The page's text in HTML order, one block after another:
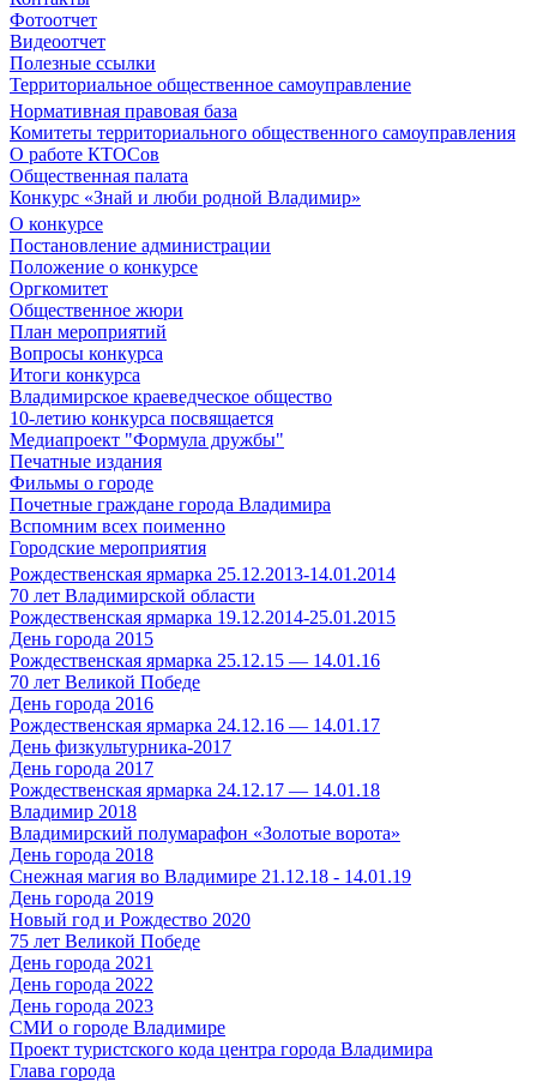
Фотоотчет
Видеоотчет
Полезные ссылки
Территориальное общественное самоуправление
Нормативная правовая база
Комитеты территориального общественного самоуправления
О работе КТОСов
Общественная палата
Конкурс «Знай и люби родной Владимир»
О конкурсе
Постановление администрации
Положение о конкурсе
Оргкомитет
Общественное жюри
План мероприятий
Вопросы конкурса
Итоги конкурса
Владимирское краеведческое общество
10-летию конкурса посвящается
Медиапроект "Формула дружбы"
Печатные издания
Фильмы о городе
Почетные граждане города Владимира
Вспомним всех поименно
Городские мероприятия
Рождественская ярмарка 25.12.2013-14.01.2014
70 лет Владимирской области
Рождественская ярмарка 19.12.2014-25.01.2015
День города 2015
Рождественская ярмарка 25.12.15 — 14.01.16
70 лет Великой Победе
День города 2016
Рождественская ярмарка 24.12.16 — 14.01.17
День физкультурника-2017
День города 2017
Рождественская ярмарка 24.12.17 — 14.01.18
Владимир 2018
Владимирский полумарафон «Золотые ворота»
День города 2018
Снежная магия во Владимире 21.12.18 - 14.01.19
День города 2019
Новый год и Рождество 2020
75 лет Великой Победе
День города 2021
День города 2022
День города 2023
СМИ о городе Владимире
Проект туристского кода центра города Владимира
Глава города